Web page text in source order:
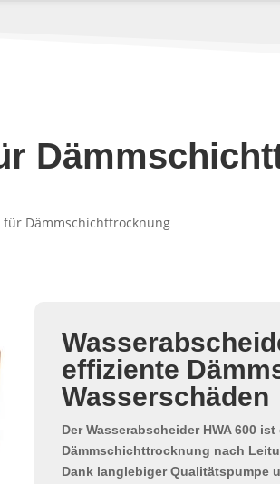
für Dämmschichttrocknung
effiziente
Wasserschäden
DerWasserabscheider HWA 600 ist
Dämmschichttrocknung nach
Dank langlebigerQualitätspumpe